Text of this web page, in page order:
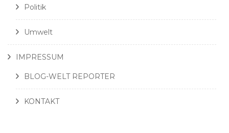
Politik
Umwelt
IMPRESSUM
BLOG-WELT REPORTER
KONTAKT